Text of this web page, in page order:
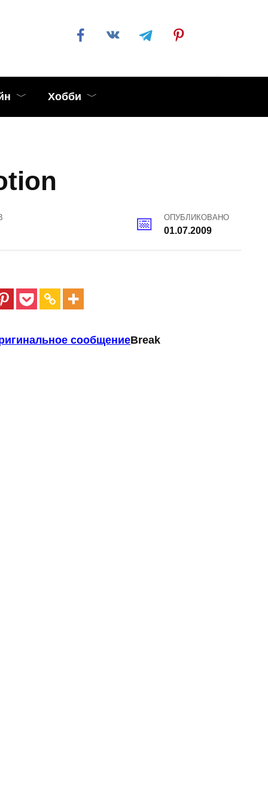
Хобби
ОПУБЛИКОВАНО
01.07.2009
сообщениеBreak